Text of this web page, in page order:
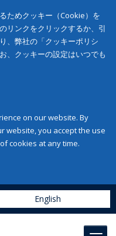
ためクッキー（Cookie）を
リンクをクリックするか、引
、弊社の「クッキーポリシ
、クッキーの設定はいつでも
on our website. By
website, you accept the use
cookies at any time.
English